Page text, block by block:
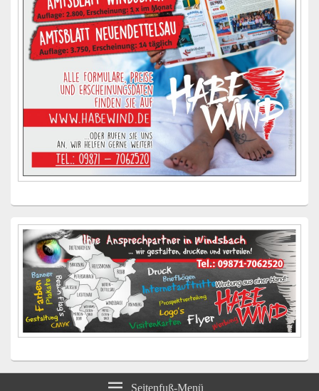
Seitenfuß-Menü